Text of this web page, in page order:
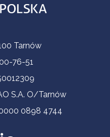
Tarnów
76-51
S.A. O/Tarnów
0000 0898 4744